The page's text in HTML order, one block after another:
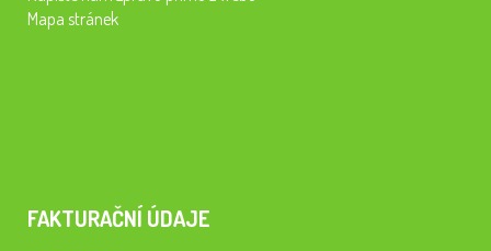
Mapa stránek
FAKTURAČNÍ ÚDAJE